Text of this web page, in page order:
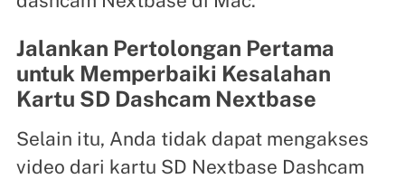
Jalankan Pertolongan Pertama
untuk Memperbaiki Kesalahan
Kartu SD Dashcam Nextbase
Selain itu, Anda tidak dapat mengakses
video dari kartu SD Nextbase Dashcam